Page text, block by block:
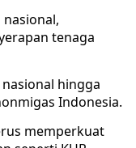
tenaga
hingga
Indonesia.
memperkuat